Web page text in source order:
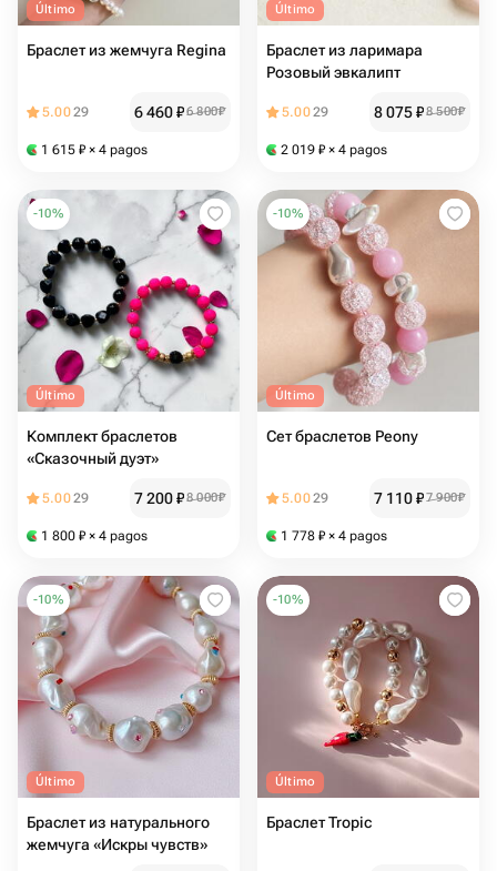
Último
Браслет из жемчуга Regina
5.0029 6 460₽6 800₽
1 615 ₽ × 4 pagos
Último
Браслет из ларимара
Розовый эвкалипт
5.0029 8 075₽8 500₽
2 019 ₽ × 4 pagos
-10%
Último
Комплект браслетов
«Сказочный дуэт»
5.0029 7 200₽8 000₽
1 800 ₽ × 4 pagos
-10%
Último
Сет браслетов Peony
5.0029 7 110₽7 900₽
1 778 ₽ × 4 pagos
-10%
Último
Браслет из натурального
жемчуга «Искры чувств»
-10%
Último
Браслет Tropic